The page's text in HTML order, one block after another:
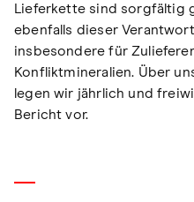
Lieferkette sind sorgfältig
ebenfalls dieser
insbesondere für
Konfliktmineralien. Über
legen wir jährlich und
Bericht vor.